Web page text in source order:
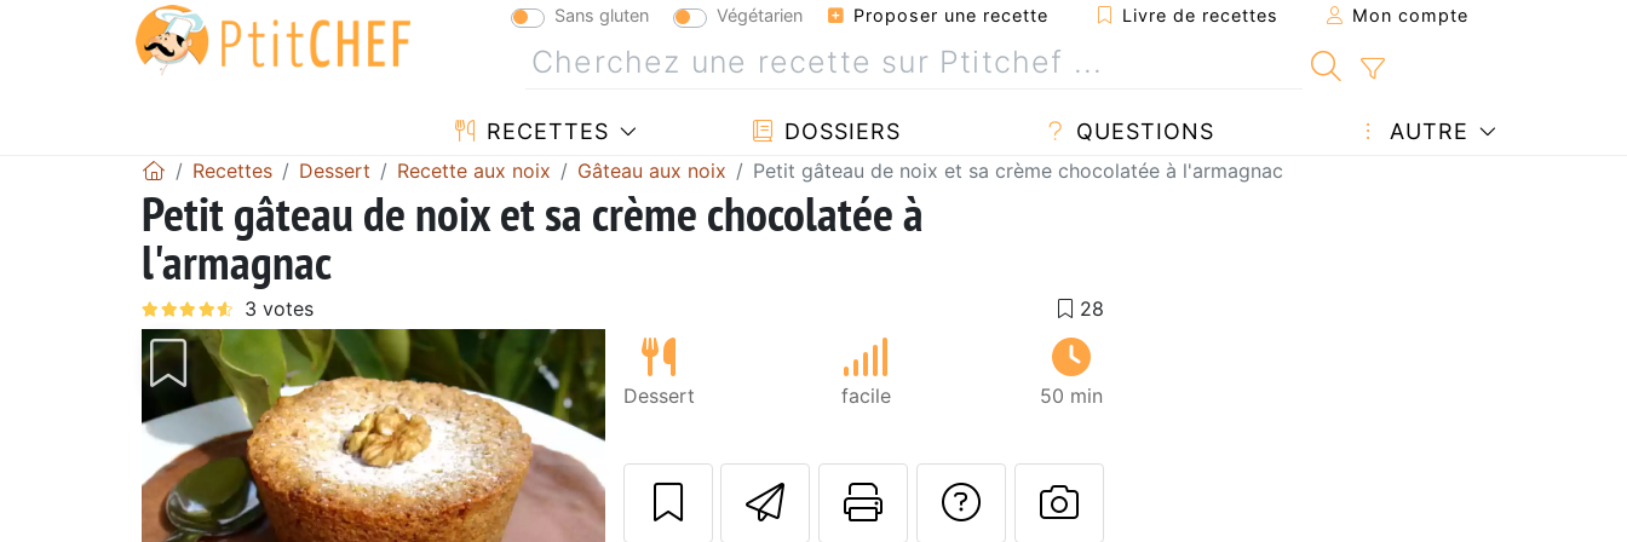
Sans gluten Végétarien Proposer une recette Livre de recettes Mon compte
RECETTES DOSSIERS QUESTIONS AUTRE
Recettes Dessert Recette aux noix Gâteau aux noix Petit gâteau de noix et sa crème chocolatée à l'armagnac
Petit gâteau de noix et sa crème chocolatée à
l'armagnac
Dessert facile 50 min
Envoyer cette recette à un ami
Imprimer cette page
Poser une question à l'auteur